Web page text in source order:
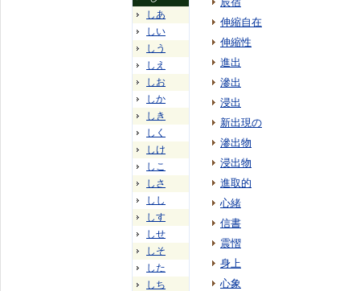
しあ
しい
しう
しえ
しお
しか
しき
しく
しけ
しこ
しさ
しし
しす
しせ
しそ
した
しち
伸縮自在
伸縮性
進出
滲出
浸出
新出現の
滲出物
浸出物
進取的
心緒
信書
震慴
身上
心象